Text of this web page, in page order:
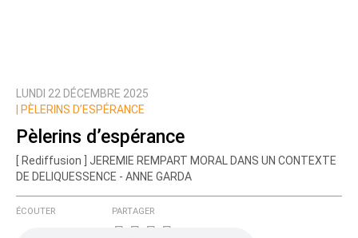
LUNDI 22 DÉCEMBRE 2025
PÈLERINS D’ESPÉRANCE
Pèlerins d’espérance
[ Rediffusion ] JEREMIE REMPART MORAL DANS UN CONTEXTE
DE DELIQUESSENCE - ANNE GARDA
ÉCOUTER PARTAGER